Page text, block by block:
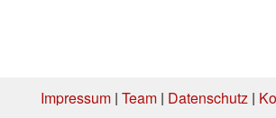
Impressum| Team| Datenschutz|